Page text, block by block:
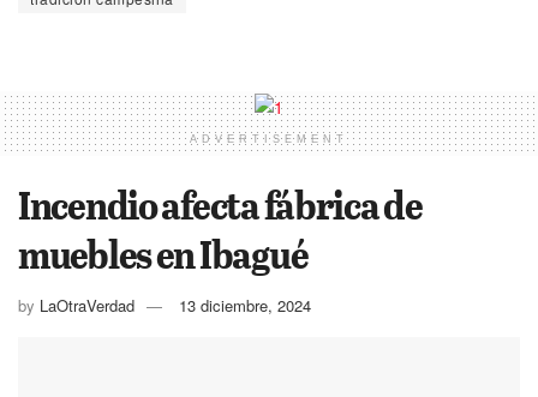
ADVERTISEMENT
Incendio afecta fábrica de
muebles en Ibagué
by LaOtraVerdad 13 diciembre, 2024